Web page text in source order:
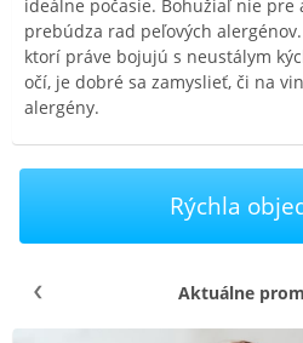
ideálne počasie. Bohužiaľ nie pre
prebúdza rad peľových
ktorí práve bojujú s neustálym
očí, je dobré sa zamyslieť, či na
alergény.
Rýchla
Aktuálne